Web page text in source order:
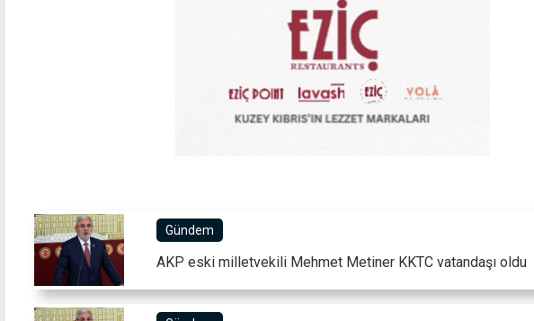
Gündem
AKP eski milletvekili Mehmet Metiner KKTC vatandaşı oldu